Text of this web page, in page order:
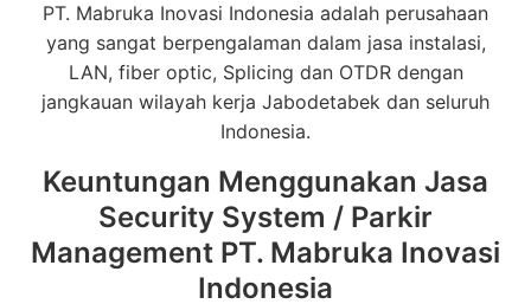
PT. Mabruka Inovasi Indonesia adalah perusahaan
yang sangat berpengalaman dalam jasa instalasi,
LAN, fiber optic, Splicing dan OTDR dengan
jangkauan wilayah kerja Jabodetabek dan seluruh
Indonesia.
Keuntungan Menggunakan Jasa
Security System / Parkir
Management PT. Mabruka Inovasi
Indonesia